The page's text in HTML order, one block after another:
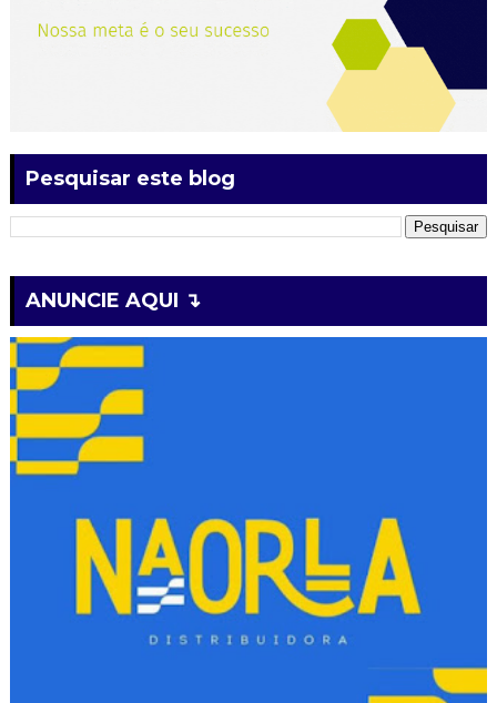
Pesquisar este blog
ANUNCIE AQUI ↴